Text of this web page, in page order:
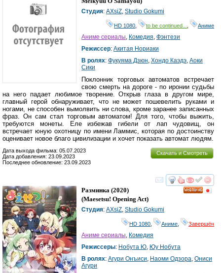
Студия: AXsiZ, Studio Gokumi
HD 1080 to be continued... Аниме
Аниме сериалы, Комедия, Фэнтези
Режиссер: Акитая Нориаки
В ролях: Фукуяма Дзюн, Хондо Каэдэ, Аоки
Сики
Поклонник торговых автоматов встречает
свою смерть на дороге - по иронии судьбы
на него падает любимое творение. Открыв глаза в другом мире,
главный герой обнаруживает, что не может пошевелить руками и
ногами, не способен вымолвить ни слова, кроме заранее записанных
фраз. Он сам стал торговым автоматом! Для того, чтобы выжить,
требуются монеты. Еле избежав гибели от лап чудовищ, он
встречает юную охотницу по имени Ламмис, которая по достоинству
оценивает новое благо цивилизации и хочет показать автомат людям.
Скачать и Смотреть
Дата выхода фильма: 05.07.2023
Дата добавления: 23.09.2023
Последнее обновление: 23.09.2023
смотреть
Разминка (2020)
(Maesetsu! Opening Act)
Студия: AXsiZ Studio Gokumi
HD 1080 Аниме Завершён
Аниме сериалы Комедия
Режиссеры: Нобута Ю Юу Нобута
В ролях: Агури Онъиси Наоми Одзора Ониси
Агури